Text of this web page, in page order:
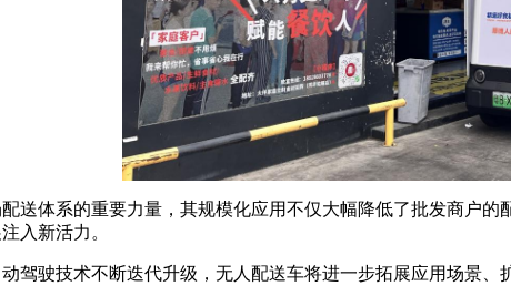
送体系的重要力量，其规模化应用不仅大幅降低了批发商户
入新活力。
驾驶技术不断迭代升级，无人配送车将进一步拓展应用场景